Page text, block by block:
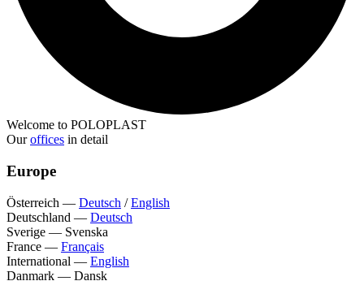
Welcome to POLOPLAST
Ouroffices in detail
Europe
Österreich — Deutsch /English
Deutschland — Deutsch
Sverige — Svenska
France — Français
International — English
Danmark — Dansk